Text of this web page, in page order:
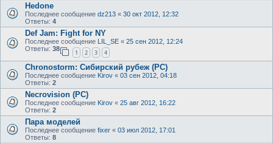
Hedone
Последнее сообщение dz213 « 30 окт 2012, 12:32
Ответы: 4
Def Jam: Fight for NY
Последнее сообщение LIL_SE « 25 сен 2012, 12:24
Ответы: 38
1 2 3 4
Chronostorm: Сибирский рубеж (PC)
Последнее сообщение Kirov « 03 сен 2012, 04:18
Ответы: 2
Necrovision (PC)
Последнее сообщение Kirov « 25 авг 2012, 16:22
Ответы: 2
Пара моделей
Последнее сообщение fixer « 03 июл 2012, 17:01
Ответы: 8